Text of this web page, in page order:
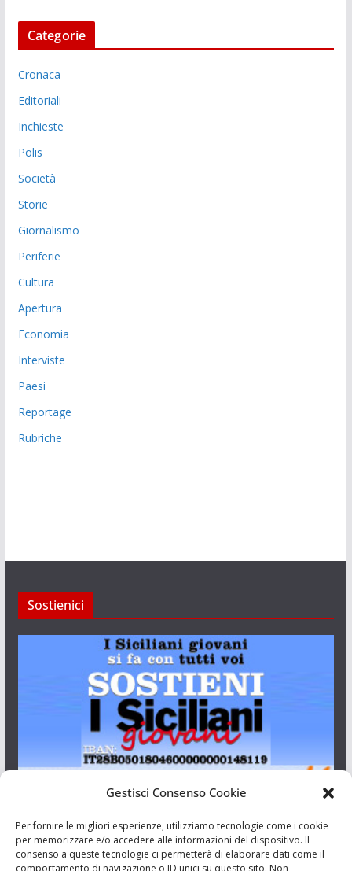
Gestisci Consenso Cookie
Per fornire le migliori esperienze, utilizziamo tecnologie come i cookie
per memorizzare e/o accedere alle informazioni del dispositivo. Il
consenso a queste tecnologie ci permetterà di elaborare dati come il
comportamento di navigazione o ID unici su questo sito. Non
Categorie
Cronaca
Editoriali
Inchieste
Polis
Società
Storie
Giornalismo
Periferie
Cultura
Apertura
Economia
Interviste
Paesi
Reportage
Rubriche
Sostienici
Aut. del tribunale di Catania n.23/2011 del 20/09/2011 Dir.